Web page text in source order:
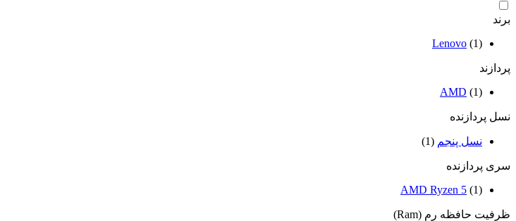
برند
Lenovo (1)
پردازند
AMD (1)
نسل پردازنده
نسل پنجم (1)
سری پردازنده
AMD Ryzen 5 (1)
ظرفیت حافظه رم (Ram)